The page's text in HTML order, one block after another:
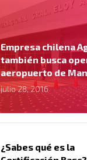
Empresa chilena
también busca
aeropuerto de
julio 28, 2016
¿Sabes qué es la